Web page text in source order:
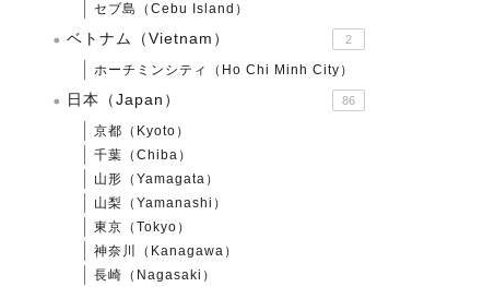
セブ島（Cebu Island）
ベトナム（Vietnam） 2
ホーチミンシティ（Ho Chi Minh City）
日本（Japan） 86
京都（Kyoto）
千葉（Chiba）
山形（Yamagata）
山梨（Yamanashi）
東京（Tokyo）
神奈川（Kanagawa）
長崎（Nagasaki）